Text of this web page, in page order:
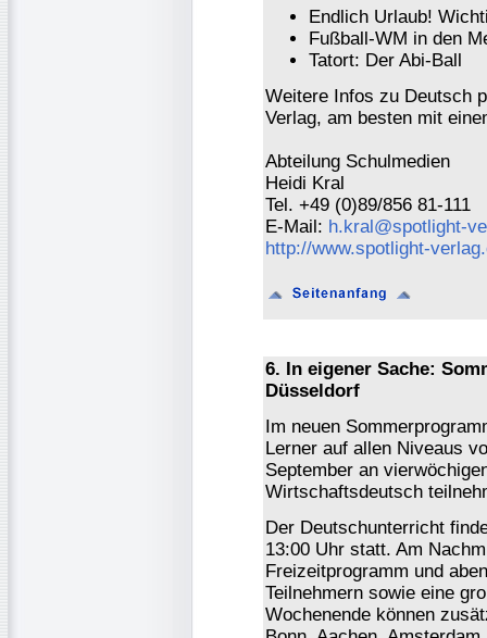
Endlich Urlaub!
Fußball-WM in den
Tatort: Der Abi-Ball
Weitere Infos zu Deutsch
Verlag, am besten mit
Abteilung Schulmedien
Heidi Kral
Tel. +49 (0)89/856 81-111
E-Mail: h.kral@spotlight-
http://www.spotlight-
6. In eigener Sache:
Düsseldorf
Im neuen
Lerner auf allen Niveaus
September an
Wirtschaftsdeutsch
Der Deutschunterricht
13:00 Uhr statt. Am
Freizeitprogramm und
Teilnehmern sowie eine
Wochenende können